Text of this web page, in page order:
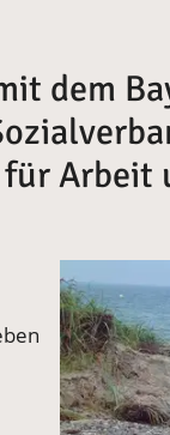
dem
Arbeit